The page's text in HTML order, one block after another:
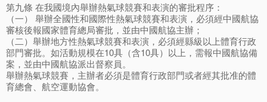
第九條 在我國境內舉辦熱氣球競賽和表演的審批程序：
（一） 舉辦全國性和國際性熱氣球競賽和表演，必須經中國航協
審核後報國家體育總局審批，並由中國航協主辦；
（二）舉辦地方性熱氣球競賽和表演，必須經縣級以上體育行政
部門審批。如活動規模在10具（含10具）以上，需報中國航協備
案，並由中國航協派出督察員。
舉辦熱氣球競賽，主辦者必須是體育行政部門或者經其批准的體
育總會、航空運動協會。